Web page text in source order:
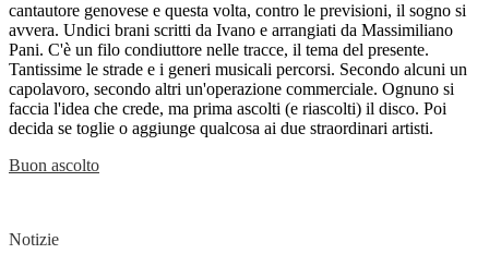
cantautore genovese e questa volta, contro le previsioni, il sogno si
avvera. Undici brani scritti da Ivano e arrangiati da Massimiliano
Pani. C'è un filo condiuttore nelle tracce, il tema del presente.
Tantissime le strade e i generi musicali percorsi. Secondo alcuni un
capolavoro, secondo altri un'operazione commerciale. Ognuno si
faccia l'idea che crede, ma prima ascolti (e riascolti) il disco. Poi
decida se toglie o aggiunge qualcosa ai due straordinari artisti.
Buon ascolto
Notizie